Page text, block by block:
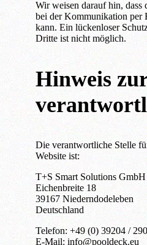
Wir weisen darauf hin,
bei der Kommunikation per
kann. Ein lückenloser
Dritte ist nicht möglich.
Hinweis
Die verantwortliche Stelle
Website ist:
T+S Smart Solutions GmbH
Eichenbreite 18
39167 Niederndodeleben
Deutschland
Telefon: +49 (0) 39204 /
E-Mail: info@pooldeck.eu